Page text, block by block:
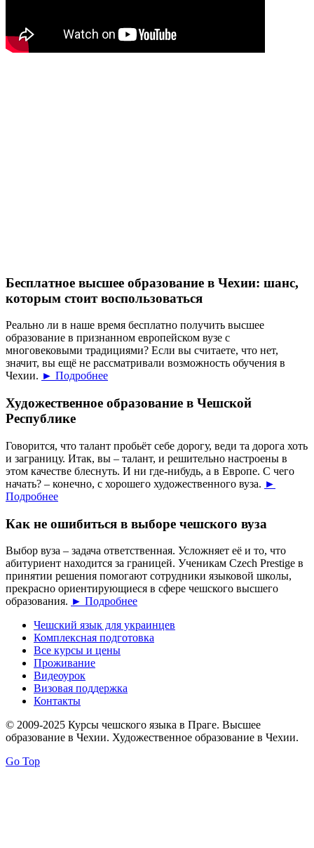
Бесплатное высшее образование в Чехии: шанс,
которым стоит воспользоваться
Реально ли в наше время бесплатно получить высшее
образование в признанном европейском вузе с
многовековыми традициями? Если вы считаете, что нет,
значит, вы ещё не рассматривали возможность обучения в
Чехии. ► Подробнее
Художественное образование в Чешской
Республике
Говорится, что талант пробьёт себе дорогу, веди та дорога хоть
и заграницу. Итак, вы – талант, и решительно настроены в
этом качестве блеснуть. И ни где-нибудь, а в Европе. С чего
начать? – конечно, с хорошего художественного вуза. ►
Подробнее
Как не ошибиться в выборе чешского вуза
Выбор вуза – задача ответственная. Усложняет её и то, что
абитуриент находится за границей. Ученикам Czech Prestige в
принятии решения помогают сотрудники языковой школы,
прекрасно ориентирующиеся в сфере чешского высшего
образования. ► Подробнее
Чешский язык для украинцев
Комплексная подготовка
Все курсы и цены
Проживание
Видеоурок
Визовая поддержка
Контакты
© 2009-2025 Курсы чешского языка в Праге. Высшее
образование в Чехии. Художественное образование в Чехии.
Go Top